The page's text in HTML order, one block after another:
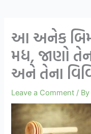
આ અનેક
મધ, જાણો
અને તેના
Leave a Comment /